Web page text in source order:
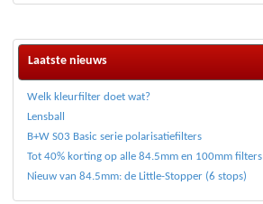
Laatste nieuws
Welk kleurfilter doet wat?
Lensball
B+W S03 Basic serie polarisatiefilters
Tot 40% korting op alle 84.5mm en 100mm filters
Nieuw van 84.5mm: de Little-Stopper (6 stops)